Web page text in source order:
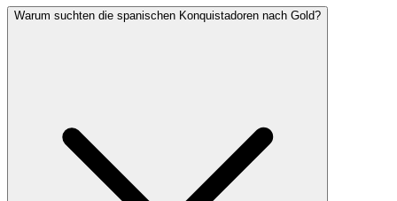
Warum suchten die spanischen Konquistadoren nach Gold?